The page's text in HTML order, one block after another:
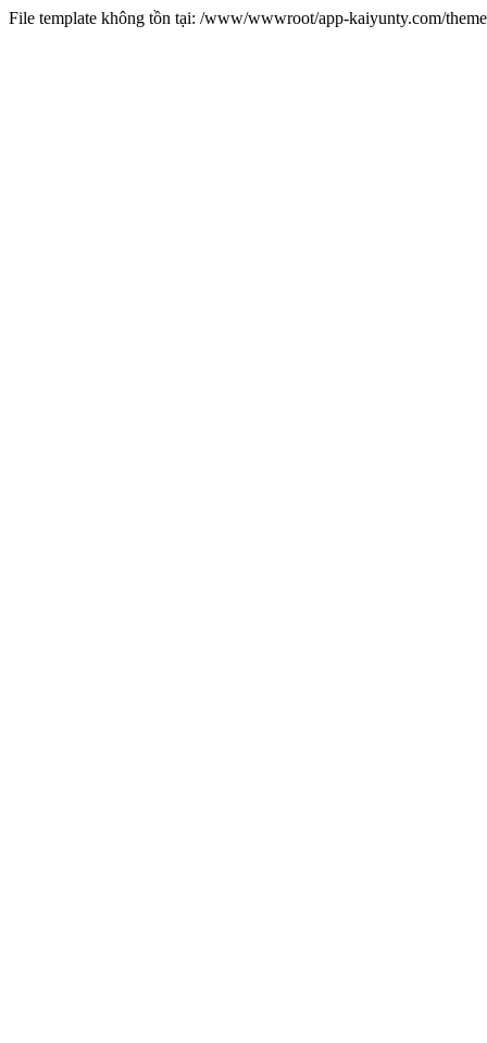
File template không tồn tại: /www/wwwroot/app-kaiyunty.com/